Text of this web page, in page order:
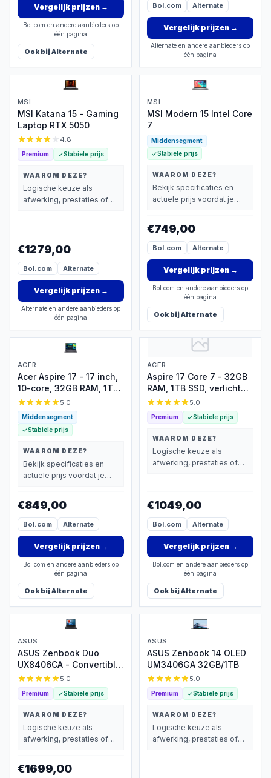
Vergelijk prijzen→
Bol.com en andere aanbieders op
één pagina
Ook bijAlternate
Bol.com Alternate
Vergelijk prijzen→
Alternate en andere aanbieders op
één pagina
MSI
MSI Katana 15 - Gaming
Laptop RTX 5050
4.8
Premium Stabiele prijs
WAAROM DEZE?
Logische keuze als
afwerking, prestaties of
€1279,00
Bol.com Alternate
Vergelijk prijzen→
Alternate en andere aanbieders op
één pagina
MSI
MSI Modern 15 Intel Core
7
Middensegment
Stabiele prijs
WAAROM DEZE?
Bekijk specificaties en
actuele prijs voordat je
€749,00
Bol.com Alternate
Vergelijk prijzen→
Bol.com en andere aanbieders op
één pagina
Ook bijAlternate
ACER
Acer Aspire 17 - 17 inch,
10-core, 32GB RAM, 1TB
SSD, verlicht
toetsenbord
5.0
Middensegment
Stabiele prijs
WAAROM DEZE?
Bekijk specificaties en
actuele prijs voordat je
€849,00
Bol.com Alternate
Vergelijk prijzen→
Bol.com en andere aanbieders op
één pagina
Ook bijAlternate
ACER
Aspire 17 Core 7 - 32GB
RAM, 1TB SSD, verlicht
toetsenbord
5.0
Premium Stabiele prijs
WAAROM DEZE?
Logische keuze als
afwerking, prestaties of
€1049,00
Bol.com Alternate
Vergelijk prijzen→
Bol.com en andere aanbieders op
één pagina
Ook bijAlternate
ASUS
ASUS Zenbook Duo
UX8406CA - Convertible
OLED laptop, 32GB/1TB
5.0
Premium Stabiele prijs
WAAROM DEZE?
Logische keuze als
afwerking, prestaties of
€1699,00
ASUS
ASUS Zenbook 14 OLED
UM3406GA 32GB/1TB
5.0
Premium Stabiele prijs
WAAROM DEZE?
Logische keuze als
afwerking, prestaties of